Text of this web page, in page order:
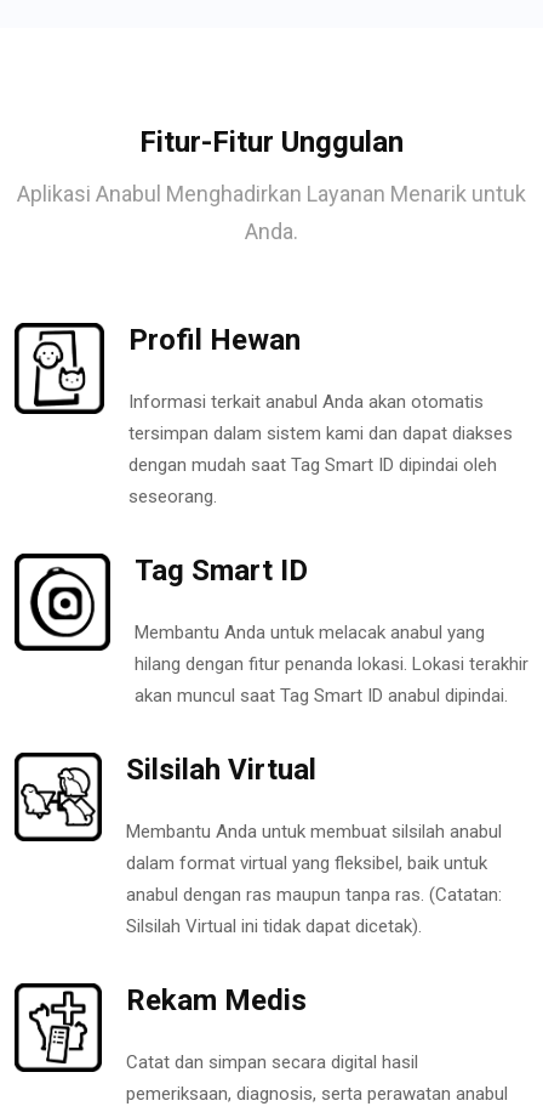
Fitur-Fitur Unggulan
Aplikasi Anabul Menghadirkan Layanan Menarik untuk
Anda.
Profil Hewan
Informasi terkait anabul Anda akan otomatis
tersimpan dalam sistem kami dan dapat diakses
dengan mudah saat Tag Smart ID dipindai oleh
seseorang.
Tag Smart ID
Membantu Anda untuk melacak anabul yang
hilang dengan fitur penanda lokasi. Lokasi terakhir
akan muncul saat Tag Smart ID anabul dipindai.
Silsilah Virtual
Membantu Anda untuk membuat silsilah anabul
dalam format virtual yang fleksibel, baik untuk
anabul dengan ras maupun tanpa ras. (Catatan:
Silsilah Virtual ini tidak dapat dicetak).
Rekam Medis
Catat dan simpan secara digital hasil
pemeriksaan, diagnosis, serta perawatan anabul